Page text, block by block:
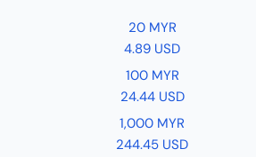
20 MYR
4.89 USD
100 MYR
24.44 USD
1,000 MYR
244.45 USD